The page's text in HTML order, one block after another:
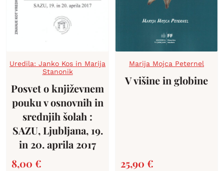
Uredila: Janko Kos in Marija
Stanonik
Posvet o književnem
pouku v osnovnih in
srednjih šolah :
SAZU, Ljubljana, 19.
in 20. aprila 2017
8,00 €
Marija Mojca Peternel
V višine in globine
25,90 €